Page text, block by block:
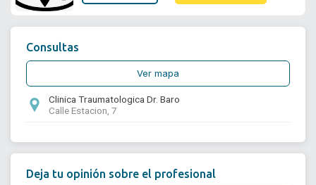
Consultas
Ver mapa
Clinica Traumatologica Dr. Baro
Calle Estacion, 7
Deja tu opinión sobre el profesional